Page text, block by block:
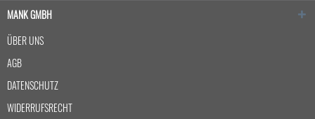
MANK GMBH
ÜBER UNS
AGB
DATENSCHUTZ
WIDERRUFSRECHT